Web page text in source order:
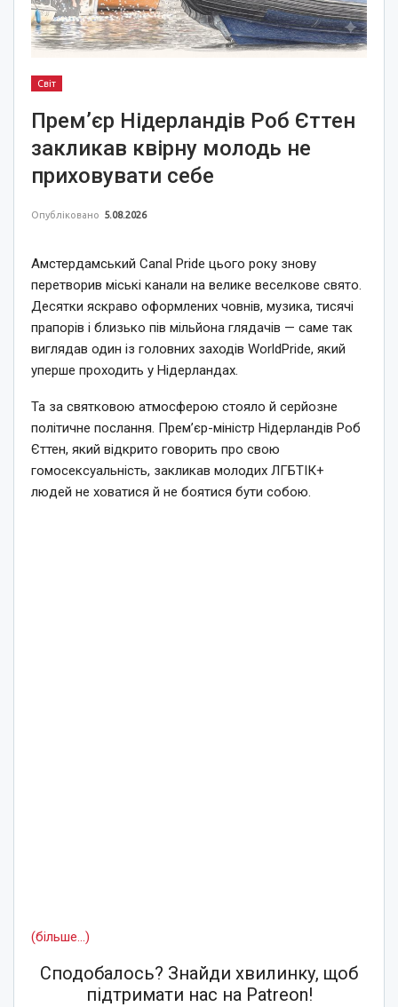
Світ
Прем’єр Нідерландів Роб Єттен
закликав квірну молодь не
приховувати себе
Опубліковано 5.08.2026
Амстердамський Canal Pride цього року знову
перетворив міські канали на велике веселкове свято.
Десятки яскраво оформлених човнів, музика, тисячі
прапорів і близько пів мільйона глядачів — саме так
виглядав один із головних заходів WorldPride, який
уперше проходить у Нідерландах.
Та за святковою атмосферою стояло й серйозне
політичне послання. Прем’єр-міністр Нідерландів Роб
Єттен, який відкрито говорить про свою
гомосексуальність, закликав молодих ЛГБТІК+
людей не ховатися й не боятися бути собою.
(більше…)
Сподобалось? Знайди хвилинку, щоб
підтримати нас на Patreon!